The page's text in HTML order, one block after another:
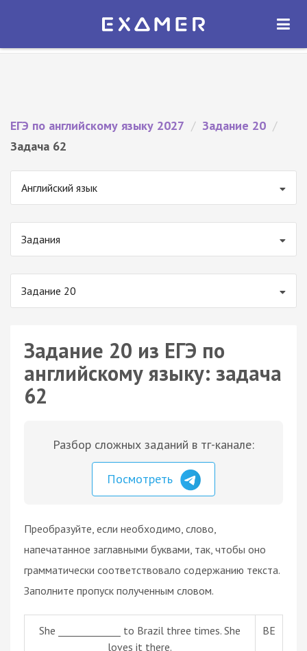
Экзамер — ЕГЭ 2027
ОТКРЫТЬ
ЕГЭ по английскому языку 2027 / Задание 20 /
Задача 62
Английский язык
Задания
Задание 20
Задание 20 из ЕГЭ по
английскому языку: задача
62
Разбор сложных заданий в тг-канале:
Посмотреть
Преобразуйте, если необходимо, слово,
напечатанное заглавными буквами, так, чтобы оно
грамматически соответствовало содержанию текста.
Заполните пропуск полученным словом.
She _____________ to Brazil three times. She
loves it there.
BE